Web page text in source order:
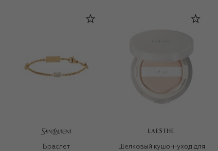
Браслет
LAESTHE
Шелковый кушон-уход для